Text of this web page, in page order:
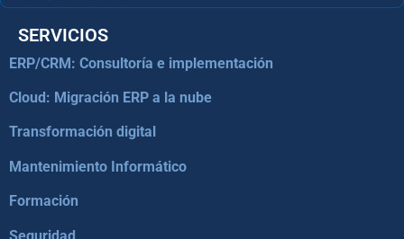
SERVICIOS
ERP/CRM: Consultoría e implementación
Cloud: Migración ERP a la nube
Transformación digital
Mantenimiento Informático
Formación
Seguridad